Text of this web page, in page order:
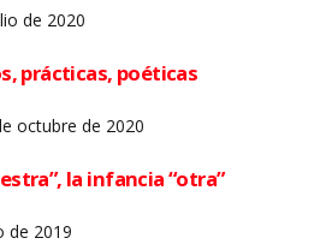
de 2020
prácticas, poéticas
octubre de 2020
la infancia “otra”
de 2019